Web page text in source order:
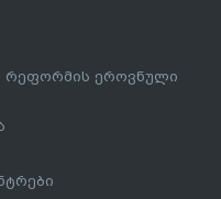
რეფორმის ეროვნული